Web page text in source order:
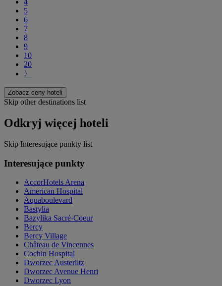
4
5
6
7
8
9
10
20
〉
Zobacz ceny hoteli
Skip other destinations list
Odkryj więcej hoteli
Skip Interesujące punkty list
Interesujące punkty
AccorHotels Arena
American Hospital
Aquaboulevard
Bastylia
Bazylika Sacré-Coeur
Bercy
Bercy Village
Château de Vincennes
Cochin Hospital
Dworzec Austerlitz
Dworzec Avenue Henri
Dworzec Lyon